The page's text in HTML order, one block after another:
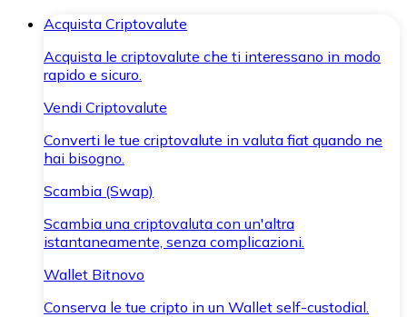
Acquista Criptovalute
Acquista le criptovalute che ti interessano in modo
rapido e sicuro.
Vendi Criptovalute
Converti le tue criptovalute in valuta fiat quando ne
hai bisogno.
Scambia (Swap)
Scambia una criptovaluta con un'altra
istantaneamente, senza complicazioni.
Wallet Bitnovo
Conserva le tue cripto in un Wallet self-custodial.